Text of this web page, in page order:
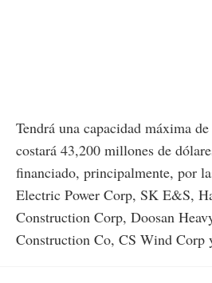
Tendrá una capacidad máxima
costará 43,200 millones de
financiado, principalmente, por
Electric Power Corp, SK E&S,
Construction Corp, Doosan
Construction Co, CS Wind Corp